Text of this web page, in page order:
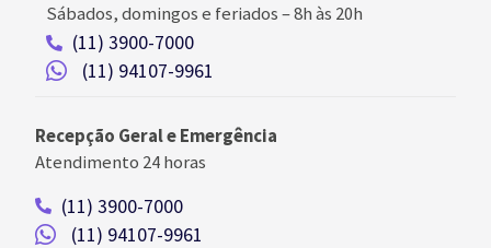
Sábados, domingos e feriados–8h às 20h
(11) 3900-7000
(11) 94107-9961
Recepção Geral e Emergência
Atendimento 24 horas
(11) 3900-7000
(11) 94107-9961